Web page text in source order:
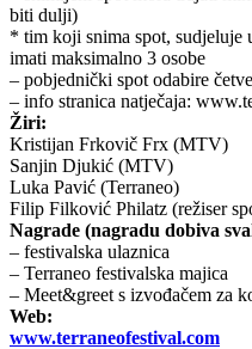
biti dulji)
* tim koji snima spot, sudjeluje
imati maksimalno 3 osobe
– pobjednički spot odabire
– info stranica natječaja:
Žiri:
Kristijan Frkovič Frx (MTV)
Sanjin Djukić (MTV)
Luka Pavić (Terraneo)
Filip Filković Philatz (režiser
Nagrade (nagradu dobiva
– festivalska ulaznica
– Terraneo festivalska majica
– Meet&greet s izvođačem za
Web:
www.terraneofestival.com